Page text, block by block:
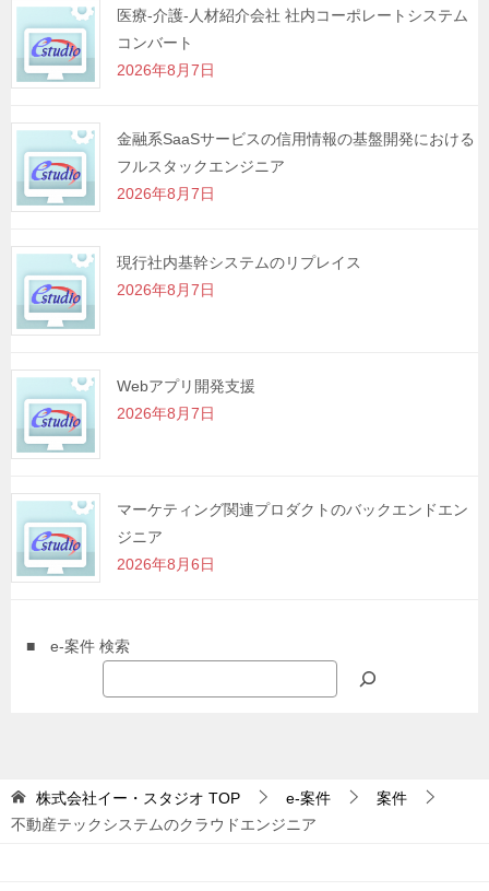
シ
ョ
ン
医療-介護-人材紹介会社 社内コーポレートシステム
コンバート
2026年8月7日
金融系SaaSサービスの信用情報の基盤開発における
フルスタックエンジニア
2026年8月7日
現行社内基幹システムのリプレイス
2026年8月7日
Webアプリ開発支援
2026年8月7日
マーケティング関連プロダクトのバックエンドエン
ジニア
2026年8月6日
■ e-案件 検索
株式会社イー・スタジオ TOP e-案件
案件
不動産テックシステムのクラウドエンジニア